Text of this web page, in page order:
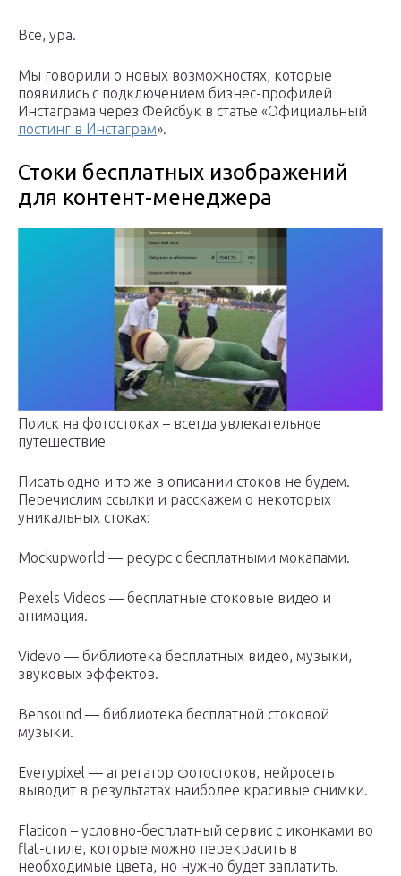
Все, ура.
Мы говорили о новых возможностях, которые
появились с подключением бизнес-профилей
Инстаграма через Фейсбук в статье «Официальный
постинг в Инстаграм».
Стоки бесплатных изображений
для контент-менеджера
Поиск на фотостоках – всегда увлекательное
путешествие
Писать одно и то же в описании стоков не будем.
Перечислим ссылки и расскажем о некоторых
уникальных стоках:
Mockupworld — ресурс с бесплатными мокапами.
Pexels Videos — бесплатные стоковые видео и
анимация.
Videvo — библиотека бесплатных видео, музыки,
звуковых эффектов.
Bensound — библиотека бесплатной стоковой
музыки.
Everypixel — агрегатор фотостоков, нейросеть
выводит в результатах наиболее красивые снимки.
Flaticon – условно-бесплатный сервис с иконками во
flat-стиле, которые можно перекрасить в
необходимые цвета, но нужно будет заплатить.